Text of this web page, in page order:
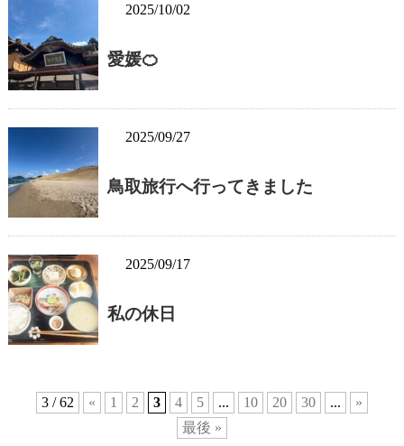
2025/10/02
愛媛🍊
2025/09/27
鳥取旅行へ行ってきました
2025/09/17
私の休日
3 / 62 « 1 2 3 4 5 ... 10 20 30 ...
»
最後 »